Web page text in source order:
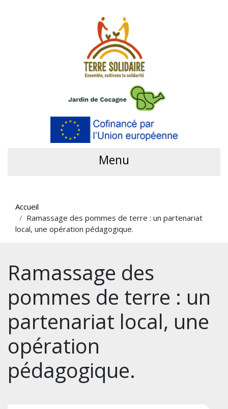
Menu
Accueil
Ramassage des pommes de terre : un partenariat
local, une opération pédagogique.
Ramassage des
pommes de terre : un
partenariat local, une
opération
pédagogique.